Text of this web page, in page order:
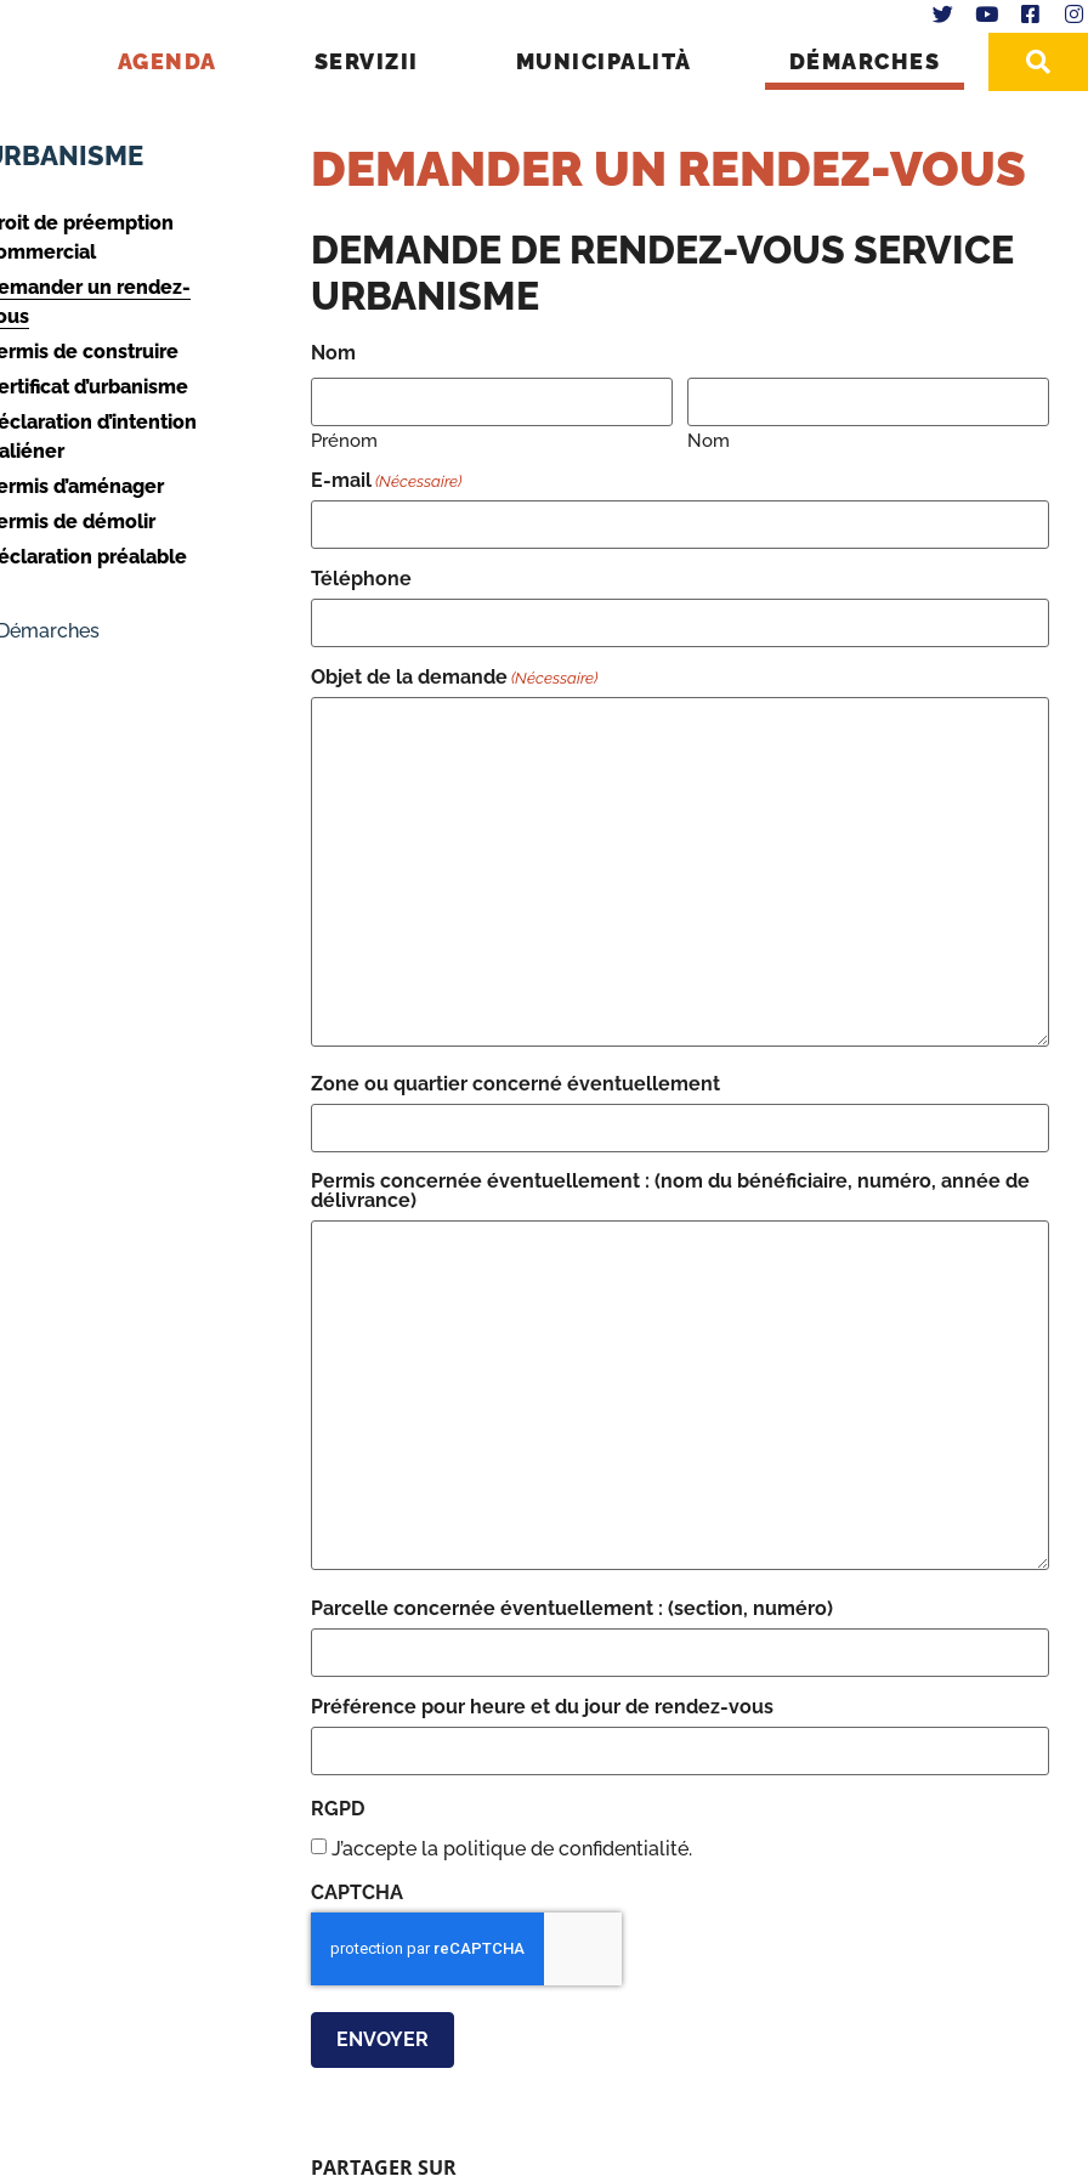
AGENDA SERVIZII MUNICIPALITÀ DÉMARCHES
de préemption
un rendez-
de construire
d’urbanisme
d’intention
d’aménager
de démolir
préalable
DEMANDER UN RENDEZ-VOUS
DEMANDE DE RENDEZ-VOUS SERVICE
URBANISME
Nom
Prénom Nom
E-mail (Nécessaire)
Téléphone
Objet de la demande (Nécessaire)
Zone ou quartier concerné éventuellement
Permis concernée éventuellement : (nom du bénéficiaire, numéro, année de
délivrance)
Parcelle concernée éventuellement : (section, numéro)
Préférence pour heure et du jour de rendez-vous
RGPD
J’accepte la politique de confidentialité.
CAPTCHA
PARTAGER SUR